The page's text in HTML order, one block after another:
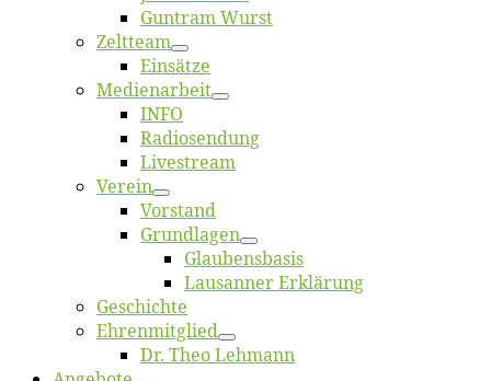
Gun­tram Wurst
Zelt­team
Ein­sät­ze
Me­di­en­ar­beit
INFO
Ra­dio­sen­dung
Live­stream
Ver­ein
Vor­stand
Grund­la­gen
Glaubens­ba­sis
Lausan­ner Erklärung
Ge­schich­te
Eh­ren­mit­glied
Dr. Theo Lehmann